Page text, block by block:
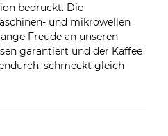
bedruckt. Die
und mikrowellen
Freude an unseren
garantiert und der Kaffee
schmeckt gleich